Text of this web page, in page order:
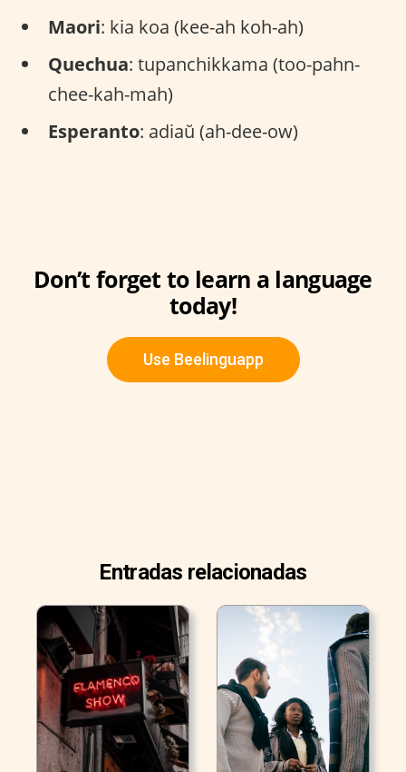
Maori: kia koa (kee-ah koh-ah)
Quechua: tupanchikkama (too-pahn-
chee-kah-mah)
Esperanto: adiaŭ (ah-dee-ow)
Don’t forget to learn a language
today!
Use Beelinguapp
Entradas relacionadas